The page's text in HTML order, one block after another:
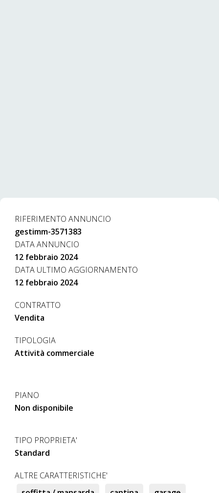
RIFERIMENTO ANNUNCIO
gestimm-3571383
DATA ANNUNCIO
12 febbraio 2024
DATA ULTIMO AGGIORNAMENTO
12 febbraio 2024
CONTRATTO
Vendita
TIPOLOGIA
Attività commerciale
PIANO
Non disponibile
TIPO PROPRIETA'
Standard
ALTRE CARATTERISTICHE'